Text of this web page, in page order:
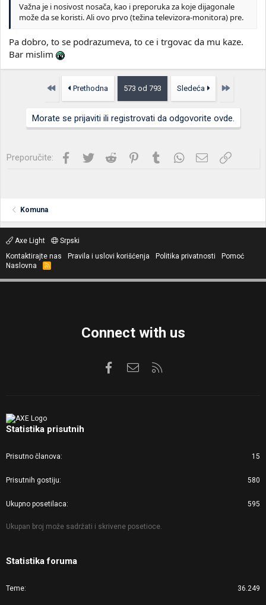
Važna je i nosivost nosača, kao i preporuka za koje dijagonale
može da se koristi. Ali ovo prvo (težina televizora-monitora) pre.
Pa dobro, to se podrazumeva, to ce i trgovac da mu kaze.
Bar mislim
Prvo Prethodna 573 od 793 Sledeća Poslednja
Morate se prijaviti ili registrovati da odgovorite ovde.
Preporučite: Facebook
Twitter Reddit PinterestTumblrWhatsApp
Imejl Link
Komuna
Axe Light
Srpski
Kontaktirajte nas
Pravila i uslovi korišćenja Politika privatnosti
Pomoć
Naslovna
R
S
Connect with us
FacebookKontaktirajte nas
Statistika prisutnih
Prisutno članova 15
Prisutnih gostiju 580
Ukupno posetilaca 595
Ukupan broj može sadržati i skrivene posetioce.
Statistika foruma
Teme 36.249